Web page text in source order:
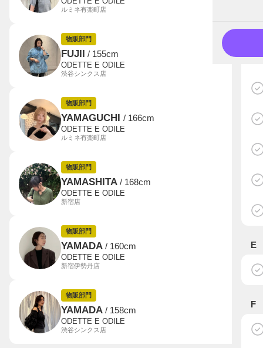
E
F
ルミネ有楽町店
物販部門
FUJII / 155cm
ODETTE E ODILE
渋谷シンクス店
物販部門
YAMAGUCHI / 166cm
ODETTE E ODILE
ルミネ有楽町店
物販部門
YAMASHITA / 168cm
ODETTE E ODILE
新宿店
物販部門
YAMADA / 160cm
ODETTE E ODILE
新宿伊勢丹店
物販部門
YAMADA / 158cm
ODETTE E ODILE
渋谷シンクス店